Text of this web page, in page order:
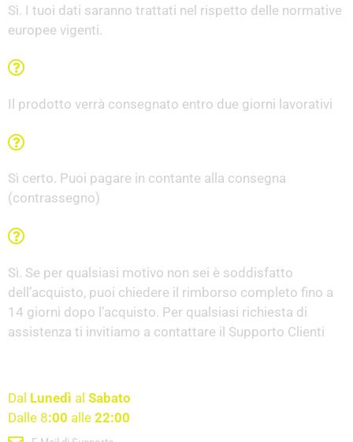
Sì. I tuoi dati saranno trattati nel rispetto delle normative
europee vigenti.
Il prodotto verrà consegnato entro due giorni lavorativi
Sì certo. Puoi pagare in contante alla consegna
(contrassegno)
Sì. Se per qualsiasi motivo non sei è soddisfatto
dell’acquisto, puoi chiedere il rimborso completo fino a
14 giorni dopo l’acquisto. Per qualsiasi richiesta di
assistenza ti invitiamo a contattare il Supporto Clienti
Dal Lunedì al Sabato
Dalle 8:00 alle 22:00